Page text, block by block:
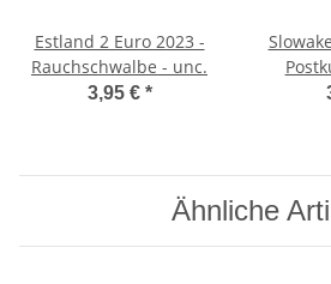
Estland 2 Euro 2023 -
Rauchschwalbe - unc.
3,95 € *
Ähnliche